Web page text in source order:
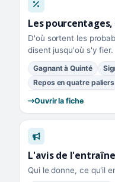
Les pourcentages,
D'où sortent les
disent jusqu'où s'y fier.
Gagnant à Quinté
Repos en quatre paliers
Ouvrir la fiche
L'avis de
Qui le donne, ce qu'il